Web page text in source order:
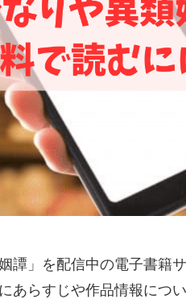
譚」を配信中の電子書籍
あらすじや作品情報につ